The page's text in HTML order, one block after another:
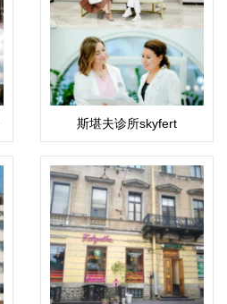
斯堪夫诊所skyfert